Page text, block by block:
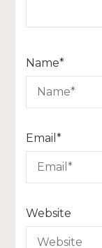
Name*
Email*
Website